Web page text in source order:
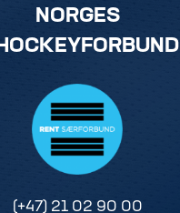
NORGES
(+47) 21 02 90 00